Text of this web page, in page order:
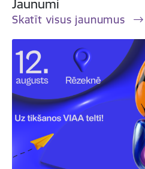
Jaunumi
Skatīt visus jaunumus